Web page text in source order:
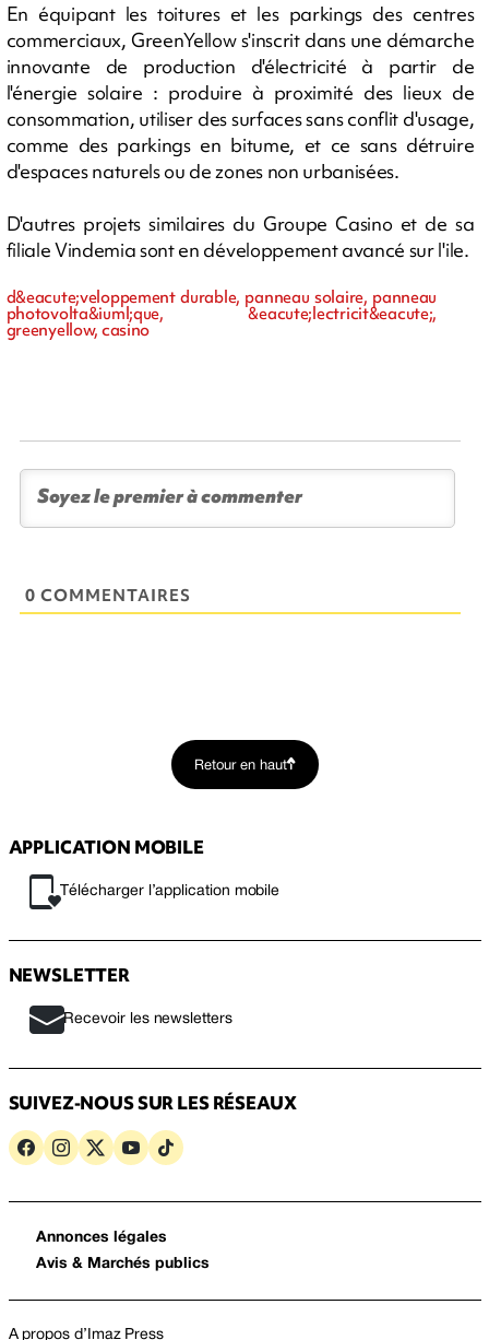
En équipant les toitures et les parkings des centres
commerciaux, GreenYellow s'inscrit dans une démarche
innovante de production d'électricité à partir de
l'énergie solaire : produire à proximité des lieux de
consommation, utiliser des surfaces sans conflit d'usage,
comme des parkings en bitume, et ce sans détruire
d'espaces naturels ou de zones non urbanisées.
D'autres projets similaires du Groupe Casino et de sa
filiale Vindemia sont en développement avancé sur l'ile.
d&eacute;veloppement durable, panneau solaire, panneau
photovolta&iuml;que, &eacute;lectricit&eacute;,
greenyellow, casino
0 COMMENTAIRES
Retour en haut
APPLICATION MOBILE
Télécharger l’application mobile
NEWSLETTER
Recevoir les newsletters
SUIVEZ-NOUS SUR LES RÉSEAUX
Annonces légales
Avis & Marchés publics
A propos d’Imaz Press